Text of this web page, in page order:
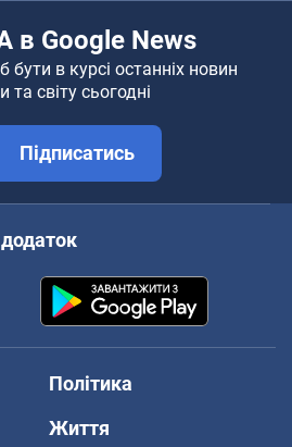
в Google News
бути в курсі останніх новин
та світу сьогодні
Підписатись
Політика
Життя